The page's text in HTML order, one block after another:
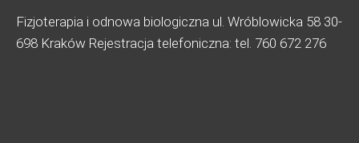
Fizjoterapia i odnowa biologiczna ul. Wróblowicka 58 30-
698 Kraków Rejestracja telefoniczna: tel. 760 672 276